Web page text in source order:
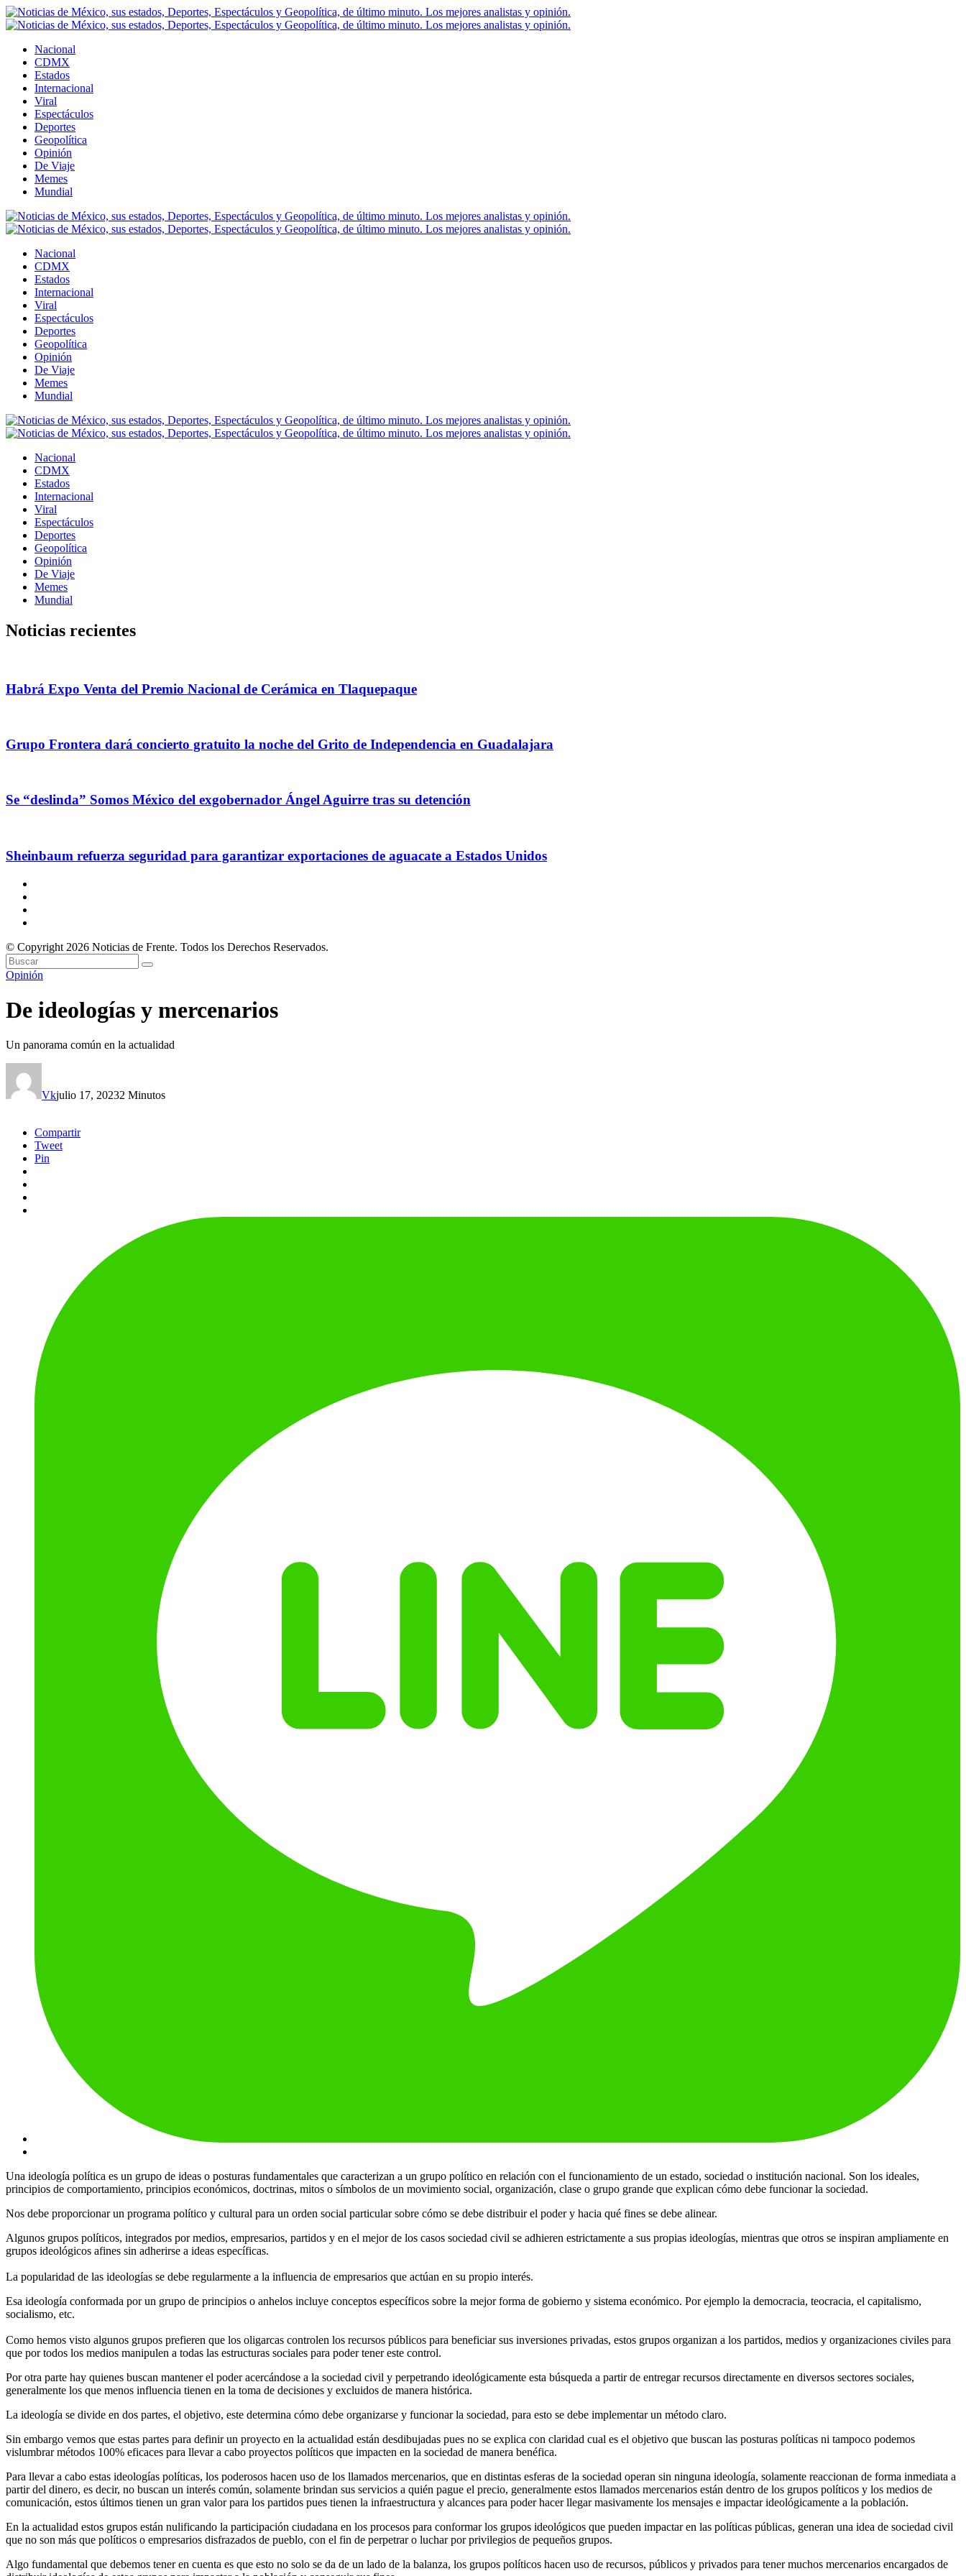
Nacional
CDMX
Estados
Internacional
Viral
Espectáculos
Deportes
Geopolítica
Opinión
De Viaje
Memes
Mundial
Nacional
CDMX
Estados
Internacional
Viral
Espectáculos
Deportes
Geopolítica
Opinión
De Viaje
Memes
Mundial
Nacional
CDMX
Estados
Internacional
Viral
Espectáculos
Deportes
Geopolítica
Opinión
De Viaje
Memes
Mundial
Noticias recientes
Habrá Expo Venta del Premio Nacional de Cerámica en Tlaquepaque
Grupo Frontera dará concierto gratuito la noche del Grito de Independencia en Guadalajara
Se “deslinda” Somos México del exgobernador Ángel Aguirre tras su detención
Sheinbaum refuerza seguridad para garantizar exportaciones de aguacate a Estados Unidos
© Copyright 2026 Noticias de Frente. Todos los Derechos Reservados.
Opinión
De ideologías y mercenarios
Un panorama común en la actualidad
Vkjulio 17, 20232 Minutos
Compartir
Tweet
Pin
Una ideología política es un grupo de ideas o posturas fundamentales que caracterizan a un grupo político en relación con el funcionamiento de un estado, sociedad o institución nacional. Son los ideales,
principios de comportamiento, principios económicos, doctrinas, mitos o símbolos de un movimiento social, organización, clase o grupo grande que explican cómo debe funcionar la sociedad.
Nos debe proporcionar un programa político y cultural para un orden social particular sobre cómo se debe distribuir el poder y hacia qué fines se debe alinear.
Algunos grupos políticos, integrados por medios, empresarios, partidos y en el mejor de los casos sociedad civil se adhieren estrictamente a sus propias ideologías, mientras que otros se inspiran ampliamente en
grupos ideológicos afines sin adherirse a ideas específicas.
La popularidad de las ideologías se debe regularmente a la influencia de empresarios que actúan en su propio interés.
Esa ideología conformada por un grupo de principios o anhelos incluye conceptos específicos sobre la mejor forma de gobierno y sistema económico. Por ejemplo la democracia, teocracia, el capitalismo,
socialismo, etc.
Como hemos visto algunos grupos prefieren que los oligarcas controlen los recursos públicos para beneficiar sus inversiones privadas, estos grupos organizan a los partidos, medios y organizaciones civiles para
que por todos los medios manipulen a todas las estructuras sociales para poder tener este control.
Por otra parte hay quienes buscan mantener el poder acercándose a la sociedad civil y perpetrando ideológicamente esta búsqueda a partir de entregar recursos directamente en diversos sectores sociales,
generalmente los que menos influencia tienen en la toma de decisiones y excluidos de manera histórica.
La ideología se divide en dos partes, el objetivo, este determina cómo debe organizarse y funcionar la sociedad, para esto se debe implementar un método claro.
Sin embargo vemos que estas partes para definir un proyecto en la actualidad están desdibujadas pues no se explica con claridad cual es el objetivo que buscan las posturas políticas ni tampoco podemos
vislumbrar métodos 100% eficaces para llevar a cabo proyectos políticos que impacten en la sociedad de manera benéfica.
Para llevar a cabo estas ideologías políticas, los poderosos hacen uso de los llamados mercenarios, que en distintas esferas de la sociedad operan sin ninguna ideología, solamente reaccionan de forma inmediata a
partir del dinero, es decir, no buscan un interés común, solamente brindan sus servicios a quién pague el precio, generalmente estos llamados mercenarios están dentro de los grupos políticos y los medios de
comunicación, estos últimos tienen un gran valor para los partidos pues tienen la infraestructura y alcances para poder hacer llegar masivamente los mensajes e impactar ideológicamente a la población.
En la actualidad estos grupos están nulificando la participación ciudadana en los procesos para conformar los grupos ideológicos que pueden impactar en las políticas públicas, generan una idea de sociedad civil
que no son más que políticos o empresarios disfrazados de pueblo, con el fin de perpetrar o luchar por privilegios de pequeños grupos.
Algo fundamental que debemos tener en cuenta es que esto no solo se da de un lado de la balanza, los grupos políticos hacen uso de recursos, públicos y privados para tener muchos mercenarios encargados de